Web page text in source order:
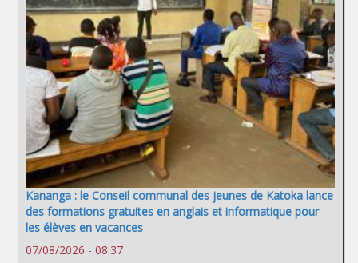
Kananga : le Conseil communal des jeunes de Katoka lance
des formations gratuites en anglais et informatique pour
les élèves en vacances
07/08/2026 - 08:37